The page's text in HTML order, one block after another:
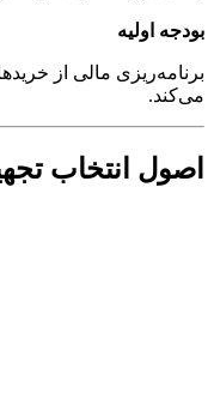
بودجه اولیه
برنامه‌ریزی مالی از
می‌کند.
اصول انتخاب